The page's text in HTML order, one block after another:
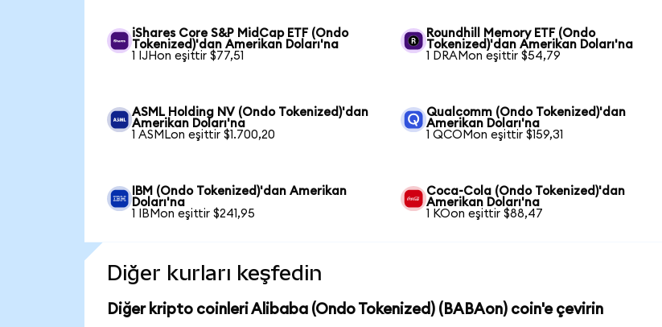
iShares Core S&P MidCap ETF (Ondo
Tokenized)'dan Amerikan Doları'na
1 IJHon eşittir $77,51
Roundhill Memory ETF (Ondo
Tokenized)'dan Amerikan Doları'na
1 DRAMon eşittir $54,79
ASML Holding NV (Ondo Tokenized)'dan
Amerikan Doları'na
1 ASMLon eşittir $1.700,20
Qualcomm (Ondo Tokenized)'dan
Amerikan Doları'na
1 QCOMon eşittir $159,31
IBM (Ondo Tokenized)'dan Amerikan
Doları'na
1 IBMon eşittir $241,95
Coca-Cola (Ondo Tokenized)'dan
Amerikan Doları'na
1 KOon eşittir $88,47
Diğer kurları keşfedin
Diğer kripto coinleri Alibaba (Ondo Tokenized) (BABAon) coin'e çevirin